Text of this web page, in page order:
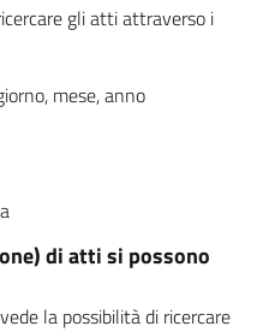
gli atti attraverso i
mese, anno
di atti si possono
la possibilità di ricercare